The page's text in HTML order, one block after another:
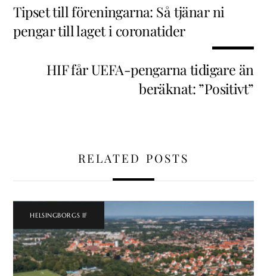
Tipset till föreningarna: Så tjänar ni
pengar till laget i coronatider
HIF får UEFA-pengarna tidigare än
beräknat: ”Positivt”
RELATED POSTS
HELSINGBORGS IF